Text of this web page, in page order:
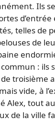
Ils
telles de
de
: ils
troisième
vide, à
Alex, tout
de la ville